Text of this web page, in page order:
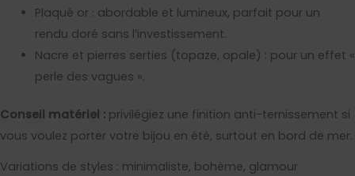
Plaqué or : abordable et lumineux, parfait pour un
rendu doré sans l’investissement.
Nacre et pierres serties (topaze, opale) : pour un effet «
perle des vagues ».
Conseil matériel : privilégiez une finition anti-ternissement si
vous voulez porter votre bijou en été, surtout en bord de mer.
Variations de styles : minimaliste, bohème, glamour